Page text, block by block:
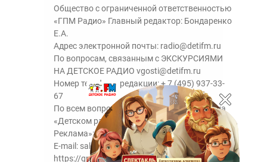
Общество с ограниченной ответственностью
«ГПМ Радио» Главный редактор: Бондаренко
Е.А.
Адрес электронной почты: radio@detifm.ru
По вопросам, связанным с ЭКСКУРСИЯМИ
НА ДЕТСКОЕ РАДИО vgosti@detifm.ru
Номер телефона редакции:+ 7 (495) 937-33-
67
По всем вопросам размещения рекламы на
«Детском радио» - сейлз-хаус «ГПМ
Реклама»:+7 (495) 921-40-41
E-mail: sales@gazprom-media.ru
https://gpmsaleshouse.ru/